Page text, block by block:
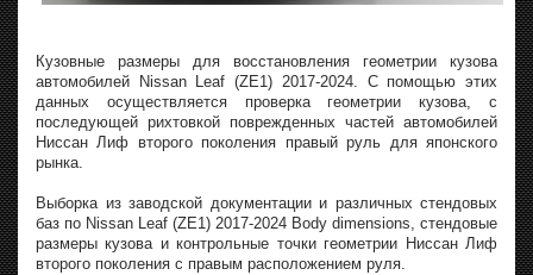
Кузовные размеры для восстановления геометрии кузова
автомобилей Nissan Leaf (ZE1) 2017-2024. С помощью этих
данных осуществляется проверка геометрии кузова, с
последующей рихтовкой поврежденных частей автомобилей
Ниссан Лиф второго поколения правый руль для японского
рынка.
Выборка из заводской документации и различных стендовых
баз по Nissan Leaf (ZE1) 2017-2024 Body dimensions, стендовые
размеры кузова и контрольные точки геометрии Ниссан Лиф
второго поколения с правым расположением руля.